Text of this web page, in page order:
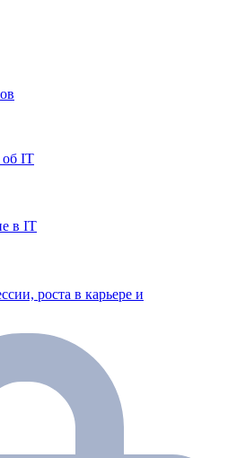
IT
в IT
роста в карьере и